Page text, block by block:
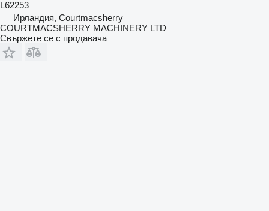
L62253
Ирландия, Courtmacsherry
COURTMACSHERRY MACHINERY LTD
Свържете се с продавача